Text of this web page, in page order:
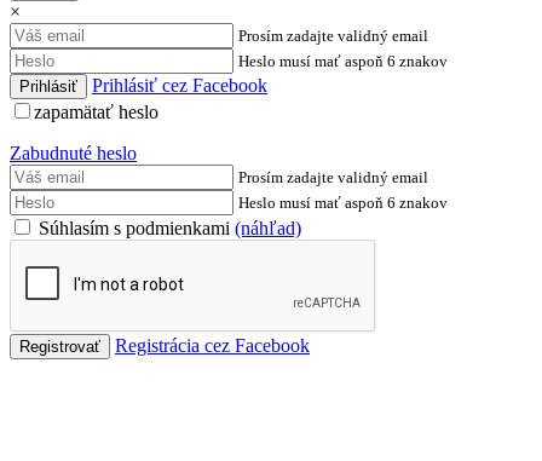
×
Prosím zadajte validný email
Heslo musí mať aspoň 6 znakov
Prihlásiť cez Facebook
zapamätať heslo
Zabudnuté heslo
Prosím zadajte validný email
Heslo musí mať aspoň 6 znakov
Súhlasím s podmienkami (náhľad)
Registrácia cez Facebook